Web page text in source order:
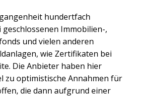
hundertfach
Immobilien-,
und vielen anderen
wie Zertifikaten bei
Die Anbieter haben hier
zu optimistische Annahmen für
die dann aufgrund einer